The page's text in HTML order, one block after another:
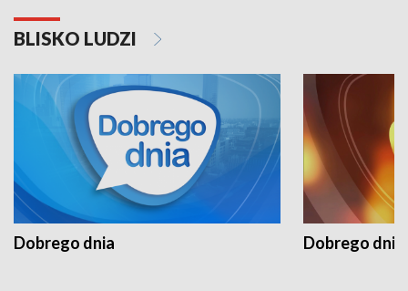
BLISKO LUDZI
Dobrego dnia Dobrego dnia